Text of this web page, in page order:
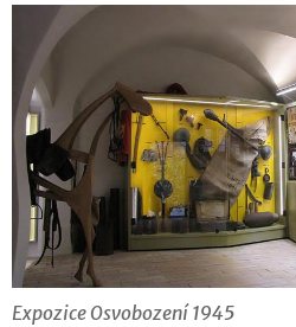
Expozice Osvobození 1945